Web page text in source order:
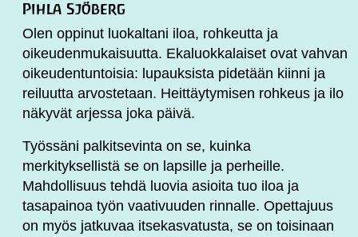
Pihla Sjöberg
Olen oppinut luokaltani iloa, rohkeutta ja
oikeudenmukaisuutta. Ekaluokkalaiset ovat vahvan
oikeudentuntoisia: lupauksista pidetään kiinni ja
reiluutta arvostetaan. Heittäytymisen rohkeus ja ilo
näkyvät arjessa joka päivä.
Työssäni palkitsevinta on se, kuinka
merkityksellistä se on lapsille ja perheille.
Mahdollisuus tehdä luovia asioita tuo iloa ja
tasapainoa työn vaativuuden rinnalle. Opettajuus
on myös jatkuvaa itsekasvatusta, se on toisinaan